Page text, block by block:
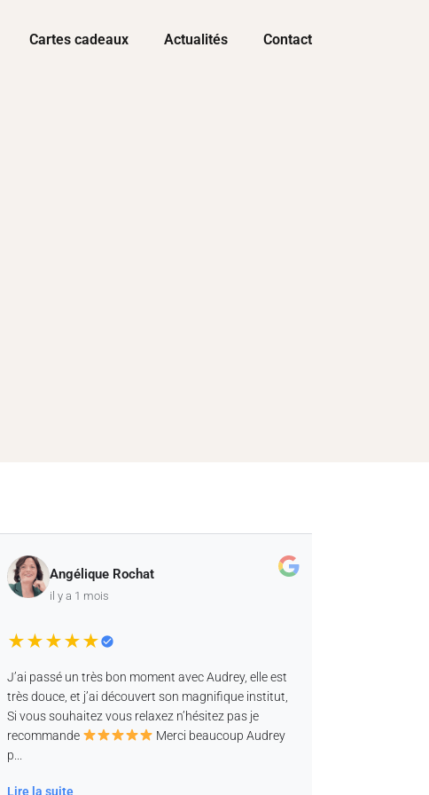
Cartes cadeaux Actualités Contact
Angélique Rochat
il y a 1 mois
★★★★★
J’ai passé un très bon moment avec Audrey, elle est
très douce, et j’ai découvert son magnifique institut,
Si vous souhaitez vous relaxez n’hésitez pas je
recommande
Merci beaucoup Audrey
p...
Lire la suite